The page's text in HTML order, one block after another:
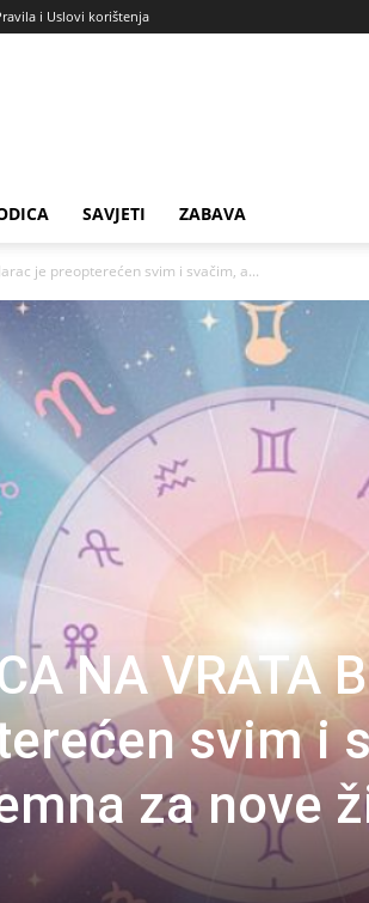
i Uslovi korištenja
SAVJETI ZABAVA
je preopterećen svim i svačim, a...
NA VRATA
svim i
za nove